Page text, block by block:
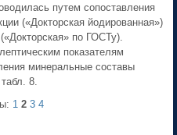
путем сопоставления
(«Докторская йодированная»)
по ГОСТу).
показателям
минеральные составы
8.
1 2 3 4